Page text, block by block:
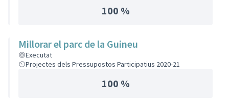
100 %
Millorar el parc de la Guineu
Executat
Projectes dels Pressupostos Participatius 2020-21
100 %